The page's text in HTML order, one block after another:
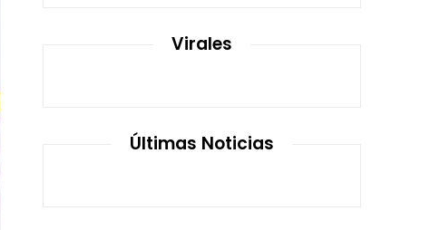
Virales
Últimas Noticias